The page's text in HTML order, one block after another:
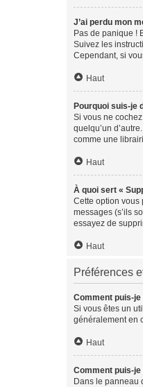
J’ai perdu mon
Pas de panique !
Suivez les
Cependant, si
Haut
Pourquoi suis-je
Si vous ne
quelqu’un
comme une
Haut
À quoi sert «
Cette option vous
messages (s’ils
essayez de
Haut
Préférences
Comment puis-
Si vous êtes un
généralement en
Haut
Comment puis-
Dans le panneau